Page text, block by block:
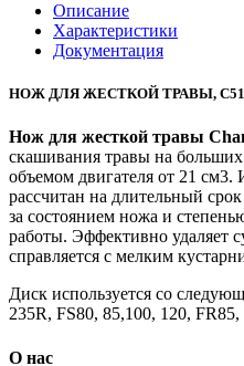
Описание
Характеристики
Документация
НОЖ ДЛЯ ЖЕСТКОЙ ТРАВЫ,
Нож для жесткой травы
скашивания травы на
объемом двигателя от 21 см3.
рассчитан на длительный
за состоянием ножа и
работы. Эффективно удаляет
справляется с мелким
Диск используется со
235R, FS80, 85,100, 120, FR85,
О нас